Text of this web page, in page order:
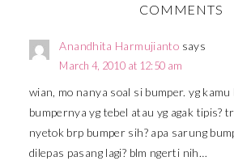
COMMENTS
Anandhita Harmujianto says
March 4, 2010 at 12:50 am
wian, mo nanya soal si bumper. yg kamu
bumpernya yg tebel atau yg agak tipis?
nyetok brp bumper sih? apa sarung
dilepas pasang lagi? blm ngerti nih…